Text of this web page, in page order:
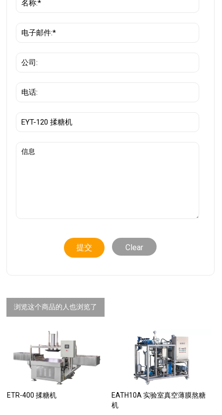
Clear
浏览这个商品的人也浏览了
ETR-400 揉糖机
EATH10A 实验室真空薄膜熬糖
机